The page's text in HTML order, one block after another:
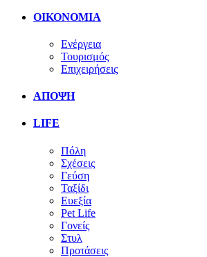
ΟΙΚΟΝΟΜΙΑ
Ενέργεια
Τουρισμός
Επιχειρήσεις
ΑΠΟΨΗ
LIFE
Πόλη
Σχέσεις
Γεύση
Ταξίδι
Ευεξία
Pet Life
Γονείς
Στυλ
Προτάσεις